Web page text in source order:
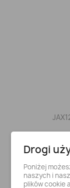
Drogi
Poniżej
naszych i
plików cookie